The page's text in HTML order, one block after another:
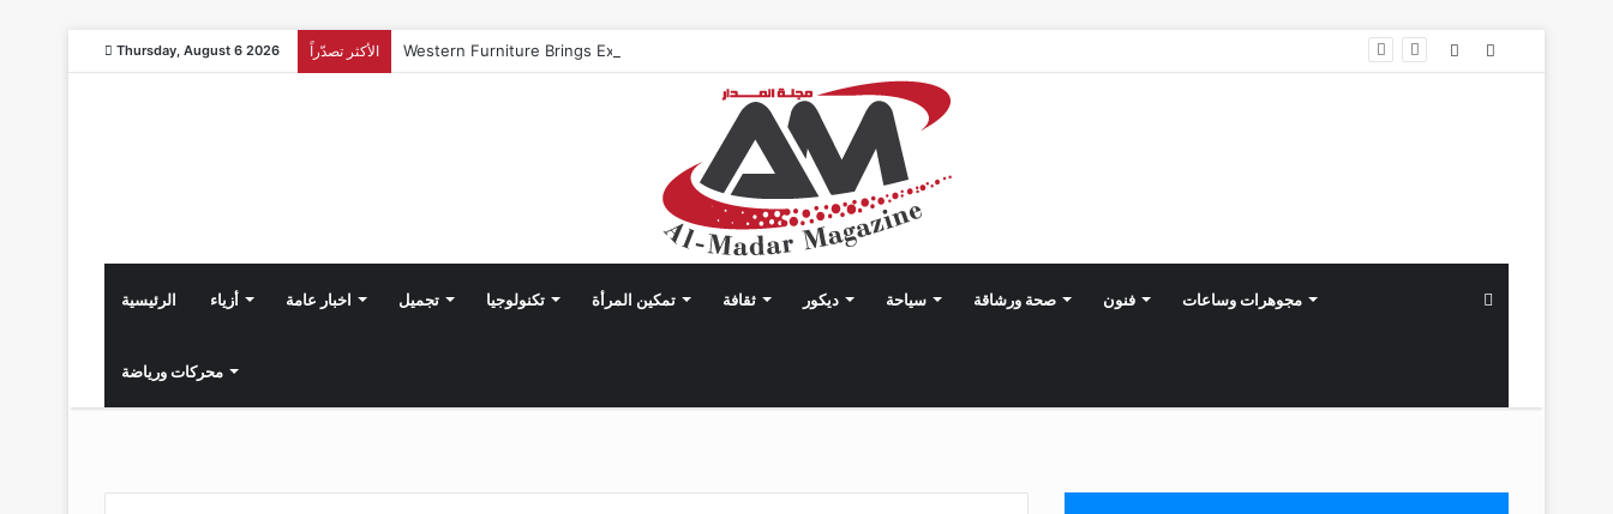
Thursday, August 6 2026 الأكثر تصدّراً
الرئيسية أزياء اخبار عامة تجميل تكنولوجيا تمكين المرأة ثقافة ديكور سياحة صحة ورشاقة فنون مجوهرات وساعات
محركات ورياضة